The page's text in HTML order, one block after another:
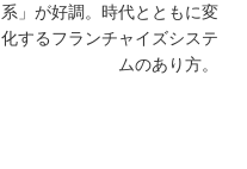
系」が好調。時代とともに変
化するフランチャイズシステ
ムのあり方。